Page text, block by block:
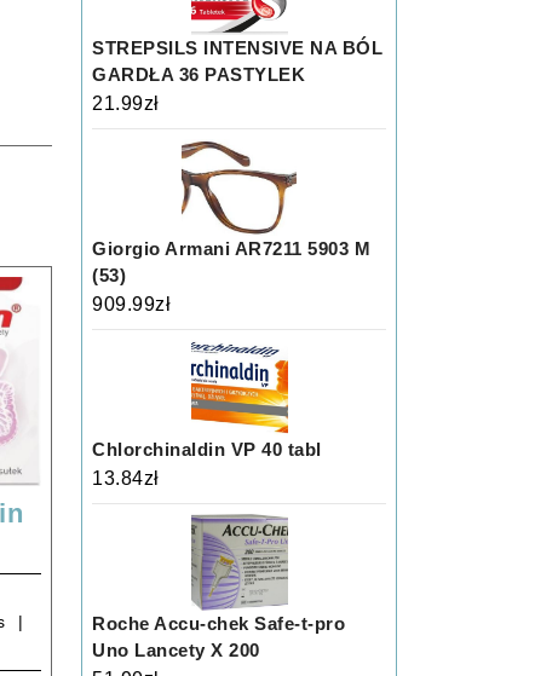
STREPSILS INTENSIVE NA BÓL
GARDŁA 36 PASTYLEK
21.99zł
Giorgio Armani AR7211 5903 M
(53)
909.99zł
Chlorchinaldin VP 40 tabl
13.84zł
Roche Accu-chek Safe-t-pro
Uno Lancety X 200